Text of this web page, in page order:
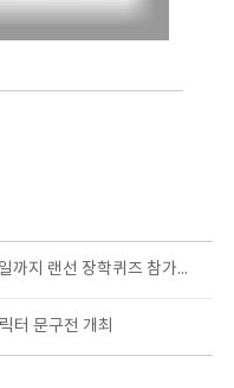
충북콘텐츠코리아랩 15일까지 랜선 장학퀴즈 참가자 모집
터 문구전 개최